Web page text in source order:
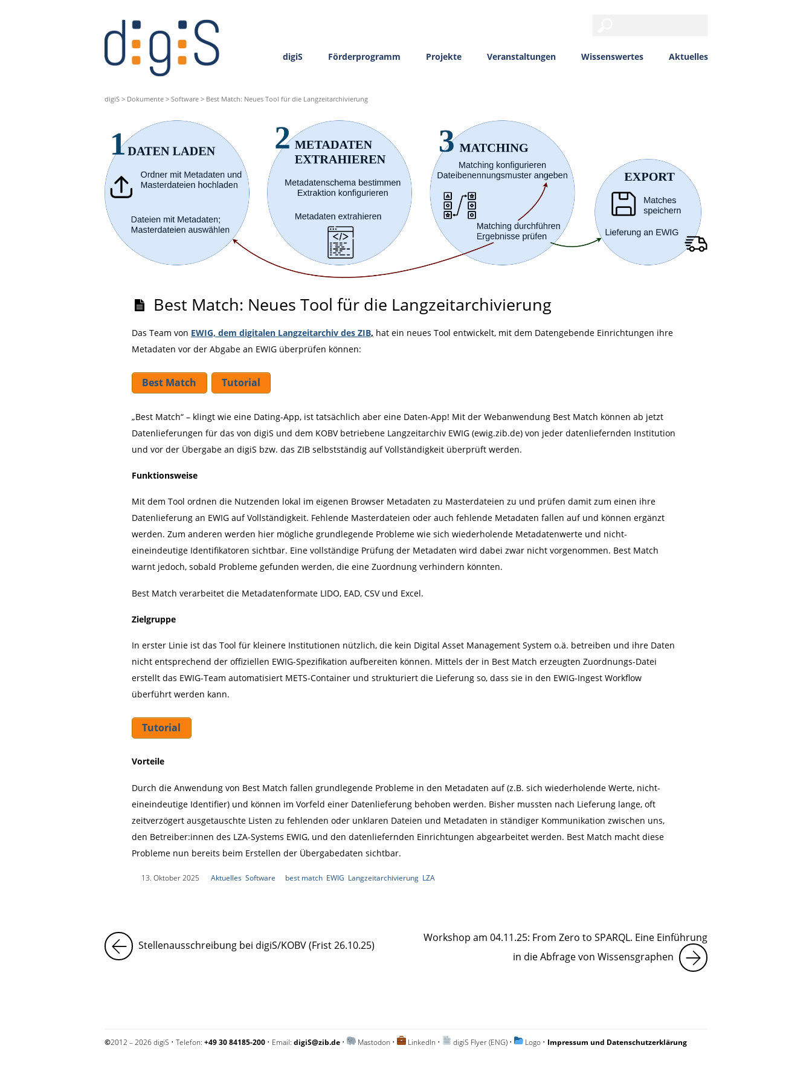
digiS Förderprogramm Projekte Veranstaltungen Wissenswertes Aktuelles
digiS > Dokumente > Software > Best Match: Neues Tool für die Langzeitarchivierung
Best Match: Neues Tool für die Langzeitarchivierung
Das Team von EWIG, dem digitalen Langzeitarchiv des ZIB, hat ein neues Tool entwickelt, mit dem Datengebende Einrichtungen ihre
Metadaten vor der Abgabe an EWIG überprüfen können:
Best Match Tutorial
„Best Match“ – klingt wie eine Dating-App, ist tatsächlich aber eine Daten-App! Mit der Webanwendung Best Match können ab jetzt
Datenlieferungen für das von digiS und dem KOBV betriebene Langzeitarchiv EWIG (ewig.zib.de) von jeder datenliefernden Institution
und vor der Übergabe an digiS bzw. das ZIB selbstständig auf Vollständigkeit überprüft werden.
Funktionsweise
Mit dem Tool ordnen die Nutzenden lokal im eigenen Browser Metadaten zu Masterdateien zu und prüfen damit zum einen ihre
Datenlieferung an EWIG auf Vollständigkeit. Fehlende Masterdateien oder auch fehlende Metadaten fallen auf und können ergänzt
werden. Zum anderen werden hier mögliche grundlegende Probleme wie sich wiederholende Metadatenwerte und nicht-
eineindeutige Identifikatoren sichtbar. Eine vollständige Prüfung der Metadaten wird dabei zwar nicht vorgenommen. Best Match
warnt jedoch, sobald Probleme gefunden werden, die eine Zuordnung verhindern könnten.
Best Match verarbeitet die Metadatenformate LIDO, EAD, CSV und Excel.
Zielgruppe
In erster Linie ist das Tool für kleinere Institutionen nützlich, die kein Digital Asset Management System o.ä. betreiben und ihre Daten
nicht entsprechend der offiziellen EWIG-Spezifikation aufbereiten können. Mittels der in Best Match erzeugten Zuordnungs-Datei
erstellt das EWIG-Team automatisiert METS-Container und strukturiert die Lieferung so, dass sie in den EWIG-Ingest Workflow
überführt werden kann.
Tutorial
Vorteile
Durch die Anwendung von Best Match fallen grundlegende Probleme in den Metadaten auf (z.B. sich wiederholende Werte, nicht-
eineindeutige Identifier) und können im Vorfeld einer Datenlieferung behoben werden. Bisher mussten nach Lieferung lange, oft
zeitverzögert ausgetauschte Listen zu fehlenden oder unklaren Dateien und Metadaten in ständiger Kommunikation zwischen uns,
den Betreiber:innen des LZA-Systems EWIG, und den datenliefernden Einrichtungen abgearbeitet werden. Best Match macht diese
Probleme nun bereits beim Erstellen der Übergabedaten sichtbar.
13. Oktober 2025 Aktuelles Software best match, EWIG Langzeitarchivierung, LZA
Stellenausschreibung bei digiS/KOBV (Frist 26.10.25)
Workshop am 04.11.25: From Zero to SPARQL. Eine Einführung
in die Abfrage von Wissensgraphen
©2012 – 2026 digiS • Telefon: +49 30 84185-200 • Email: digiS@zib.de • Mastodon • LinkedIn • digiS Flyer (ENG) • Logo • Impressum und Datenschutzerklärung